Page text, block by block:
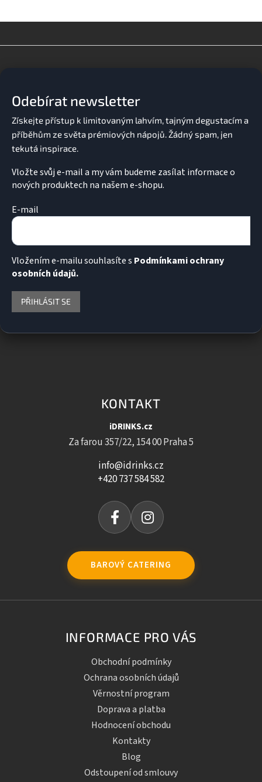
Odebírat newsletter
Vložte svůj e-mail a my vám budeme zasílat informace o
nových produktech na našem e-shopu.
E-mail
Vložením e-mailu souhlasíte s Podmínkami ochrany
osobních údajů.
PŘIHLÁSIT SE
KONTAKT
iDRINKS.cz
Za farou 357/22, 154 00 Praha 5
info@idrinks.cz
+420 737 584 582
BAROVÝ CATERING
INFORMACE PRO VÁS
Obchodní podmínky
Ochrana osobních údajů
Věrnostní program
Doprava a platba
Hodnocení obchodu
Kontakty
Blog
Odstoupení od smlouvy